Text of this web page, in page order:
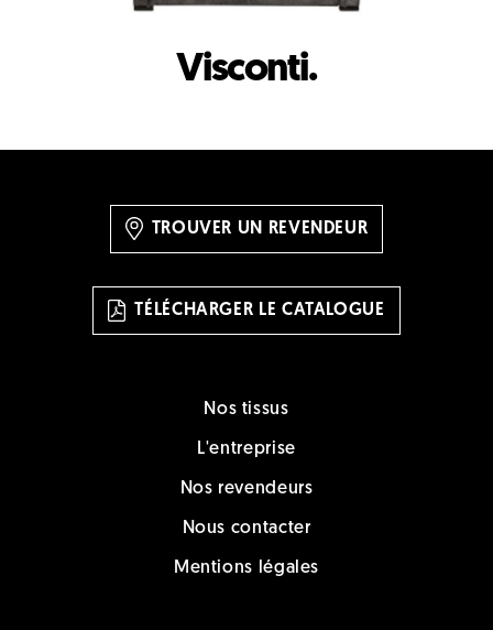
Visconti.
TROUVER UN REVENDEUR
TÉLÉCHARGER LE CATALOGUE
Nos tissus
L'entreprise
Nos revendeurs
Nous contacter
Mentions légales